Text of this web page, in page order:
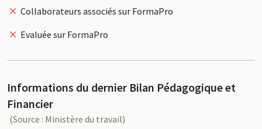
Collaborateurs associés sur FormaPro
Evaluée sur FormaPro
Informations du dernier Bilan Pédagogique et
Financier
(Source : Ministère du travail)